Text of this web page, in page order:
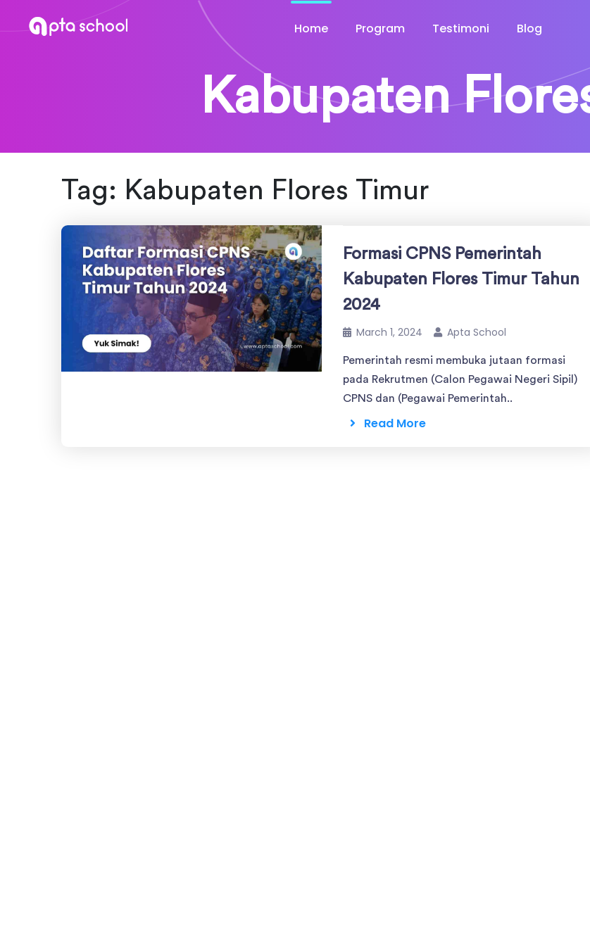
Home Program Testimoni Blog
Kabupaten
Tag: Kabupaten Flores Timur
Formasi CPNS Pemerintah
Kabupaten Flores Timur Tahun
2024
March 1, 2024 Apta School
Pemerintah resmi membuka jutaan formasi
pada Rekrutmen (Calon Pegawai Negeri Sipil)
CPNS dan (Pegawai Pemerintah..
Read More